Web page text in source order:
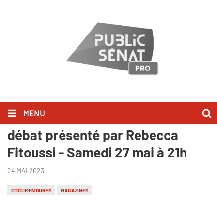
MENU
"Des voix dans le vent", suivi d'un
débat présenté par Rebecca
Fitoussi - Samedi 27 mai à 21h
24 MAI 2023
DOCUMENTAIRES MAGAZINES